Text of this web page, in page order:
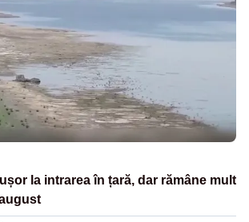
la intrarea în țară, dar rămâne mult